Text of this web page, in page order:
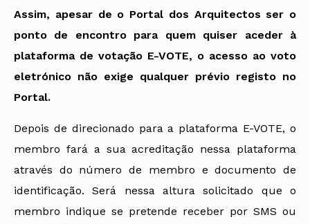
Assim, apesar de o Portal dos Arquitectos ser o
ponto de encontro para quem quiser aceder à
plataforma de votação E-VOTE, o acesso ao voto
eletrónico não exige qualquer prévio registo no
Portal.
Depois de direcionado para a plataforma E-VOTE, o
membro fará a sua acreditação nessa plataforma
através do número de membro e documento de
identificação. Será nessa altura solicitado que o
membro indique se pretende receber por SMS ou